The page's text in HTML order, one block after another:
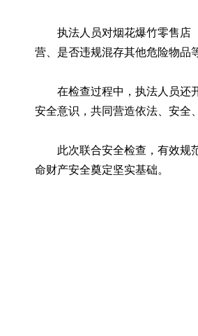
执法人员对烟花爆竹零售店
营、是否违规混存其他危险物品
在检查过程中，执法人员还
安全意识，共同营造依法、安全
此次联合安全检查，有效规
命财产安全奠定坚实基础。